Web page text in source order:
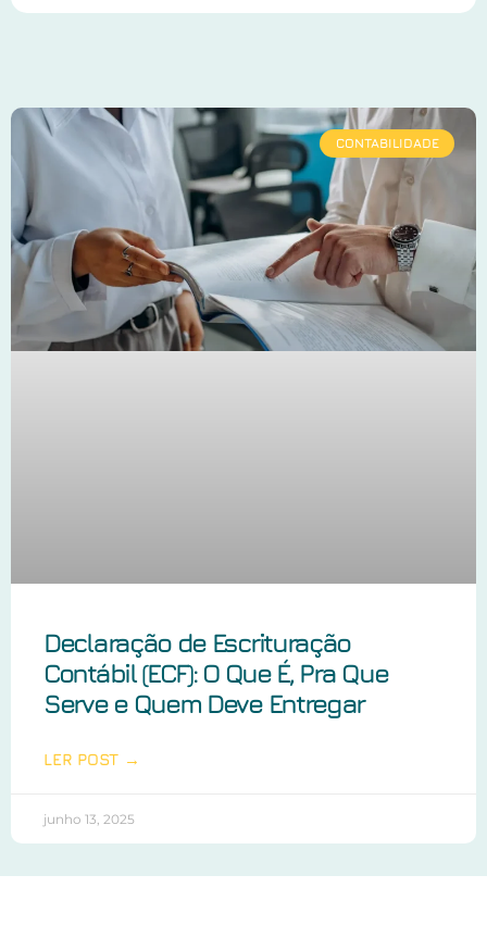
CONTABILIDADE
Declaração de Escrituração
Contábil (ECF): O Que É, Pra Que
Serve e Quem Deve Entregar
LER POST →
junho 13, 2025